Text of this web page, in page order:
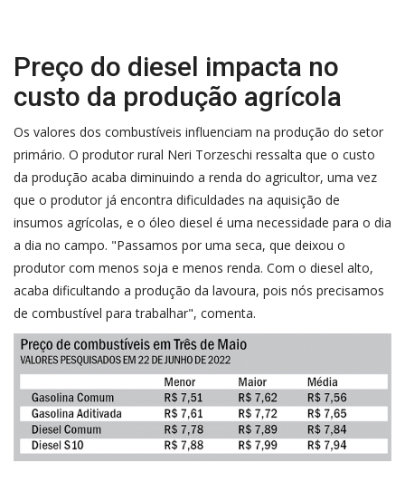
Preço do diesel impacta no
custo da produção agrícola
Os valores dos combustíveis influenciam na produção do setor
primário. O produtor rural Neri Torzeschi ressalta que o custo
da produção acaba diminuindo a renda do agricultor, uma vez
que o produtor já encontra dificuldades na aquisição de
insumos agrícolas, e o óleo diesel é uma necessidade para o dia
a dia no campo. "Passamos por uma seca, que deixou o
produtor com menos soja e menos renda. Com o diesel alto,
acaba dificultando a produção da lavoura, pois nós precisamos
de combustível para trabalhar", comenta.